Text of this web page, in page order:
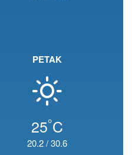
PETAK
25°C
20.2/30.6